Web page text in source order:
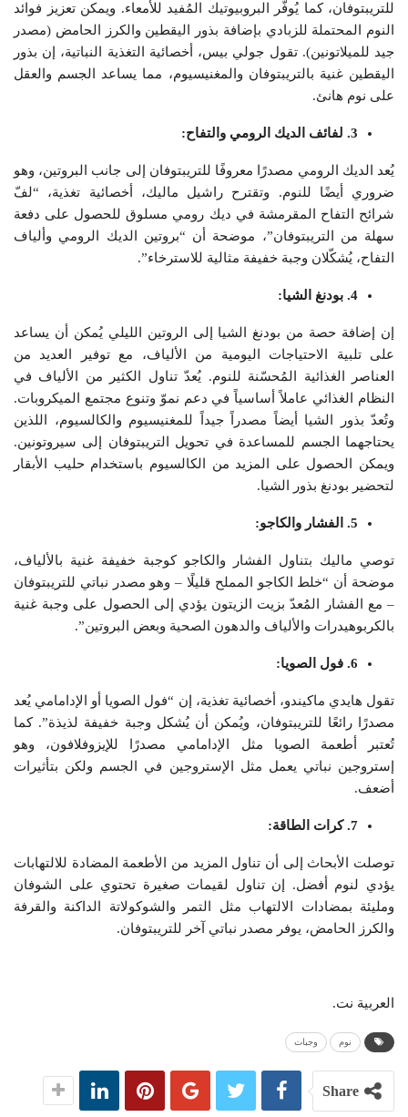
للتريبتوفان، كما يُوفّر البروبيوتيك المُفيد للأمعاء. ويمكن تعزيز فوائد
النوم المحتملة للزبادي بإضافة بذور اليقطين والكرز الحامض (مصدر
جيد للميلاتونين). تقول جولي بيس، أخصائية التغذية النباتية، إن بذور
اليقطين غنية بالتريبتوفان والمغنيسيوم، مما يساعد الجسم والعقل
على نوم هانئ.
3. لفائف الديك الرومي والتفاح:
يُعد الديك الرومي مصدرًا معروفًا للتريبتوفان إلى جانب البروتين، وهو
ضروري أيضًا للنوم. وتقترح راشيل ماليك، أخصائية تغذية، “لفّ
شرائح التفاح المقرمشة في ديك رومي مسلوق للحصول على دفعة
سهلة من التريبتوفان”، موضحة أن “بروتين الديك الرومي وألياف
التفاح، يُشكّلان وجبة خفيفة مثالية للاسترخاء”.
4. بودنغ الشيا:
إن إضافة حصة من بودنغ الشيا إلى الروتين الليلي يُمكن أن يساعد
على تلبية الاحتياجات اليومية من الألياف، مع توفير العديد من
العناصر الغذائية المُحسّنة للنوم. يُعدّ تناول الكثير من الألياف في
النظام الغذائي عاملاً أساسياً في دعم نموّ وتنوع مجتمع الميكروبات.
وتُعدّ بذور الشيا أيضاً مصدراً جيداً للمغنيسيوم والكالسيوم، اللذين
يحتاجهما الجسم للمساعدة في تحويل التريبتوفان إلى سيروتونين.
ويمكن الحصول على المزيد من الكالسيوم باستخدام حليب الأبقار
لتحضير بودنغ بذور الشيا.
5. الفشار والكاجو:
توصي ماليك بتناول الفشار والكاجو كوجبة خفيفة غنية بالألياف،
موضحة أن “خلط الكاجو المملح قليلًا – وهو مصدر نباتي للتريبتوفان
– مع الفشار المُعدّ بزيت الزيتون يؤدي إلى الحصول على وجبة غنية
بالكربوهيدرات والألياف والدهون الصحية وبعض البروتين”.
6. فول الصويا:
تقول هايدي ماكيندو، أخصائية تغذية، إن “فول الصويا أو الإدامامي يُعد
مصدرًا رائعًا للتريبتوفان، ويُمكن أن يُشكل وجبة خفيفة لذيذة”. كما
تُعتبر أطعمة الصويا مثل الإدامامي مصدرًا للإيزوفلافون، وهو
إستروجين نباتي يعمل مثل الإستروجين في الجسم ولكن بتأثيرات
أضعف.
7. كرات الطاقة:
توصلت الأبحاث إلى أن تناول المزيد من الأطعمة المضادة للالتهابات
يؤدي لنوم أفضل. إن تناول لقيمات صغيرة تحتوي على الشوفان
ومليئة بمضادات الالتهاب مثل التمر والشوكولاتة الداكنة والقرفة
والكرز الحامض، يوفر مصدر نباتي آخر للتريبتوفان.
العربية نت.
نوم وجبات
Share